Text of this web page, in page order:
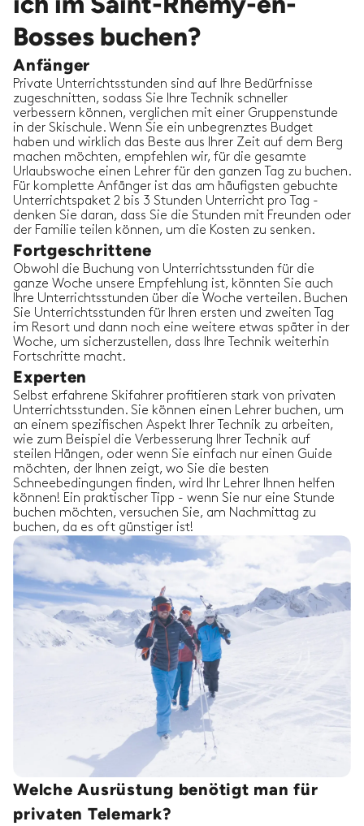
Bosses buchen?
Anfänger
Private Unterrichtsstunden sind auf Ihre Bedürfnisse
zugeschnitten, sodass Sie Ihre Technik schneller
verbessern können, verglichen mit einer Gruppenstunde
in der Skischule. Wenn Sie ein unbegrenztes Budget
haben und wirklich das Beste aus Ihrer Zeit auf dem Berg
machen möchten, empfehlen wir, für die gesamte
Urlaubswoche einen Lehrer für den ganzen Tag zu buchen.
Für komplette Anfänger ist das am häufigsten gebuchte
Unterrichtspaket 2 bis 3 Stunden Unterricht pro Tag -
denken Sie daran, dass Sie die Stunden mit Freunden oder
der Familie teilen können, um die Kosten zu senken.
Fortgeschrittene
Obwohl die Buchung von Unterrichtsstunden für die
ganze Woche unsere Empfehlung ist, könnten Sie auch
Ihre Unterrichtsstunden über die Woche verteilen. Buchen
Sie Unterrichtsstunden für Ihren ersten und zweiten Tag
im Resort und dann noch eine weitere etwas später in der
Woche, um sicherzustellen, dass Ihre Technik weiterhin
Fortschritte macht.
Experten
Selbst erfahrene Skifahrer profitieren stark von privaten
Unterrichtsstunden. Sie können einen Lehrer buchen, um
an einem spezifischen Aspekt Ihrer Technik zu arbeiten,
wie zum Beispiel die Verbesserung Ihrer Technik auf
steilen Hängen, oder wenn Sie einfach nur einen Guide
möchten, der Ihnen zeigt, wo Sie die besten
Schneebedingungen finden, wird Ihr Lehrer Ihnen helfen
können! Ein praktischer Tipp - wenn Sie nur eine Stunde
buchen möchten, versuchen Sie, am Nachmittag zu
buchen, da es oft günstiger ist!
Welche Ausrüstung benötigt man für
privaten Telemark?